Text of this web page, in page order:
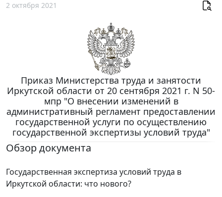
2 октября 2021
Приказ Министерства труда и занятости
Иркутской области от 20 сентября 2021 г. N 50-
мпр "О внесении изменений в
административный регламент предоставлении
государственной услуги по осуществлению
государственной экспертизы условий труда"
Обзор документа
Государственная экспертиза условий труда в
Иркутской области: что нового?